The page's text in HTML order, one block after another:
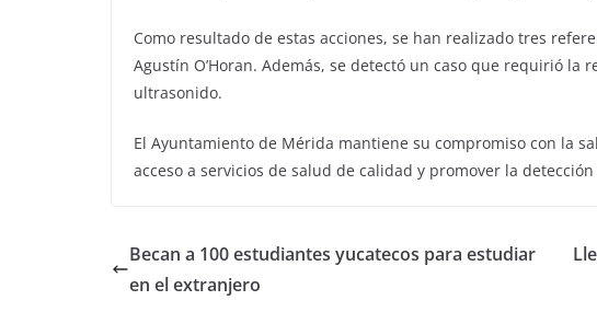
Como resultado de estas acciones, se han realizado tres
Agustín O’Horan. Además, se detectó un caso que requirió la
ultrasonido.
El Ayuntamiento de Mérida mantiene su compromiso con la
acceso a servicios de salud de calidad y promover la
Becan a 100 estudiantes yucatecos para estudiar
en el extranjero